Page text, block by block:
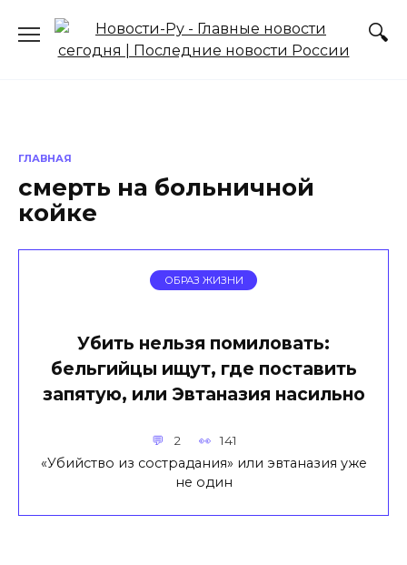
содержанию
ГЛАВНАЯ
смерть на больничной
койке
ОБРАЗ ЖИЗНИ
Убить нельзя помиловать:
бельгийцы ищут, где поставить
запятую, или Эвтаназия насильно
2 141
«Убийство из сострадания» или эвтаназия уже
не один